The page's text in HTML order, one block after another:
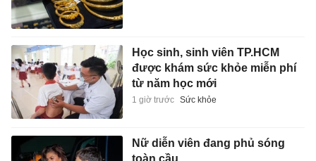
Học sinh, sinh viên TP.HCM
được khám sức khỏe miễn phí
từ năm học mới
1 giờ trước Sức khỏe
Nữ diễn viên đang phủ sóng
toàn cầu